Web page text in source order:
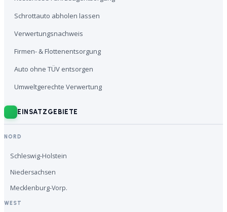
Schrottauto abholen lassen
Verwertungsnachweis
Firmen- & Flottenentsorgung
Auto ohne TÜV entsorgen
Umweltgerechte Verwertung
EINSATZGEBIETE
NORD
Schleswig-Holstein
Niedersachsen
Mecklenburg-Vorp.
WEST